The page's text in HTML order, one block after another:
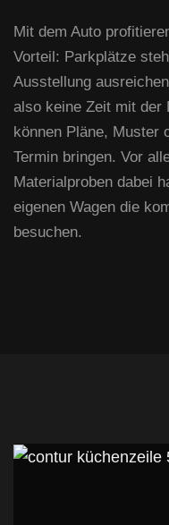
Mit dem Auto
Vorteil: Parkplätze
Ausstellung
also keine Zeit mit der
können Pläne, Muster
Termin bringen. Vor
Materialproben dabei
eigenen Wagen die
besuchen.